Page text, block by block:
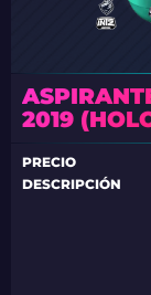
2019
PRECIO
DESCRIPCIÓN